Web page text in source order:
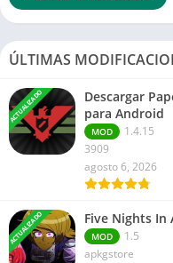
ÚLTIMAS
ACTUALIZADO
Descargar
para Android
MOD
1.4.15
3909
agosto 6, 2026
ACTUALIZADO Five Nights In
MOD
1.5
apkgstore